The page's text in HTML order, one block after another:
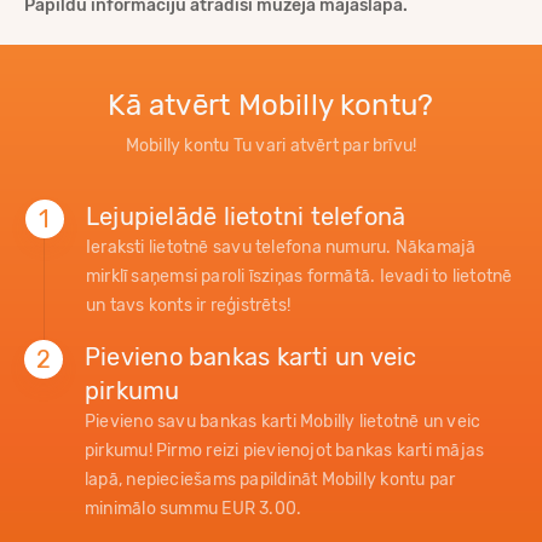
Papildu informāciju atradīsi muzeja mājaslapā.
Kā atvērt Mobilly kontu?
Mobilly kontu Tu vari atvērt par brīvu!
1 Lejupielādē lietotni telefonā
Ieraksti lietotnē savu telefona numuru. Nākamajā
mirklī saņemsi paroli īsziņas formātā. Ievadi to lietotnē
un tavs konts ir reģistrēts!
2
Pievieno bankas karti un veic
pirkumu
Pievieno savu bankas karti Mobilly lietotnē un veic
pirkumu! Pirmo reizi pievienojot bankas karti mājas
lapā, nepieciešams papildināt Mobilly kontu par
minimālo summu EUR 3.00.